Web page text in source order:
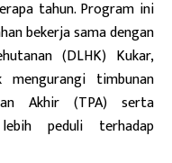
tahun. Program ini
bekerja sama dengan
(DLHK) Kukar,
timbunan
Akhir (TPA) serta
peduli terhadap